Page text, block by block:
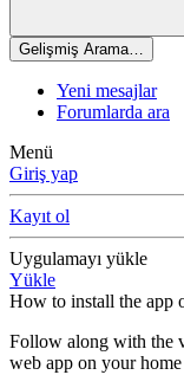
Gelişmiş Arama…
Yeni mesajlar
Forumlarda ara
Menü
Giriş yap
Kayıt ol
Uygulamayı yükle
Yükle
How to install the app
Follow along with the
web app on your home